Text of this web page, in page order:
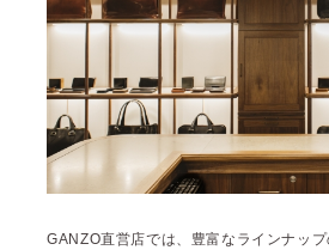
GANZO直営店では、豊富なラインナッ